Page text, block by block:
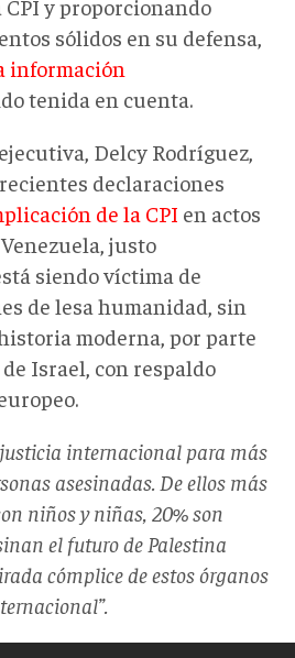
y proporcionando
sólidos en su defensa,
información
tenida en cuenta.
Delcy Rodríguez,
declaraciones
de la CPI en actos
justo
siendo víctima de
de lesa humanidad, sin
moderna, por parte
Israel, con respaldo
justicia internacional para más
asesinadas. De ellos más
niños y niñas, 20% son
el futuro de Palestina
cómplice de estos órganos